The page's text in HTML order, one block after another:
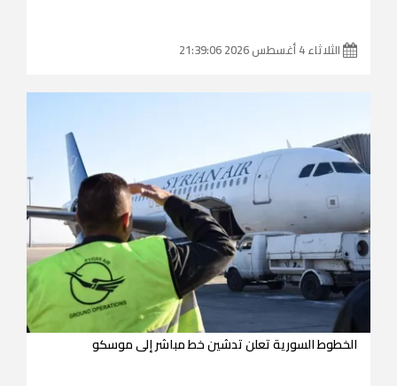
الثلاثاء 4 أغسطس 2026 21:39:06
الخطوط السورية تعلن تدشين خط مباشر إلى موسكو